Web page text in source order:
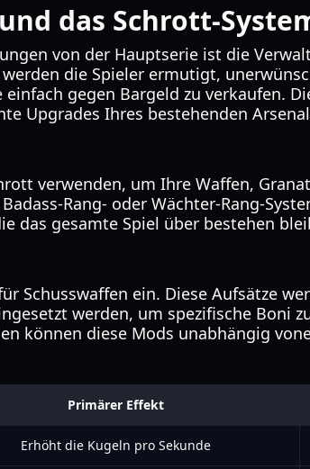
das Schrott-
von der Hauptserie ist die
werden die Spieler ermutigt,
gegen Bargeld zu verkaufen.
Upgrades Ihres bestehenden
verwenden, um Ihre Waffen,
Rang- oder Wächter-Rang-
das gesamte Spiel über bestehen
Schusswaffen ein. Diese Aufsätze
werden, um spezifische Boni
können diese Mods unabhängig
Primärer Effekt
Erhöht die Kugeln pro Sekunde